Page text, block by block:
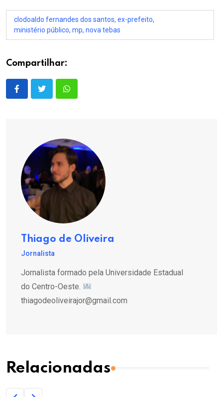
clodoaldo fernandes dos santos, ex-prefeito,
ministério público, mp, nova tebas
Compartilhar:
Thiago de Oliveira
Jornalista
Jornalista formado pela Universidade Estadual
do Centro-Oeste.
thiagodeoliveirajor@gmail.com
Relacionadas